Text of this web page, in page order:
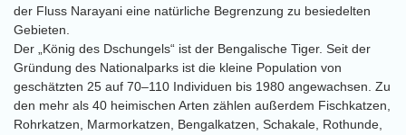
der Fluss Narayani eine natürliche Begrenzung zu besiedelten
Gebieten.
Der „König des Dschungels“ ist der Bengalische Tiger. Seit der
Gründung des Nationalparks ist die kleine Population von
geschätzten 25 auf 70–110 Individuen bis 1980 angewachsen. Zu
den mehr als 40 heimischen Arten zählen außerdem Fischkatzen,
Rohrkatzen, Marmorkatzen, Bengalkatzen, Schakale, Rothunde,